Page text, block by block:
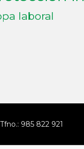
laboral
985 822 921